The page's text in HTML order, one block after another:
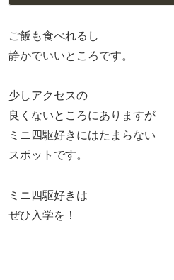
ご飯も食べれるし
静かでいいところです。
少しアクセスの
良くないところにありますが
ミニ四駆好きにはたまらない
スポットです。
ミニ四駆好きは
ぜひ入学を！